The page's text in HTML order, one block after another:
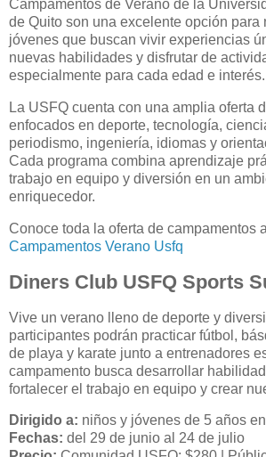
Campamentos de Verano de la
de Quito son una excelente opción para
jóvenes que buscan vivir experiencias
nuevas habilidades y disfrutar de
especialmente para cada edad e interés.
La USFQ cuenta con una amplia oferta
enfocados en deporte, tecnología,
periodismo, ingeniería, idiomas y
Cada programa combina aprendizaje
trabajo en equipo y diversión en un
enriquecedor.
Conoce toda la oferta de campamentos
Campamentos Verano Usfq
Diners Club USFQ Sports
Vive un verano lleno de deporte y
participantes podrán practicar fútbol,
de playa y karate junto a entrenadores
campamento busca desarrollar
fortalecer el trabajo en equipo y crear
Dirigido a: niños y jóvenes de 5 años
Fechas: del 29 de junio al 24 de julio